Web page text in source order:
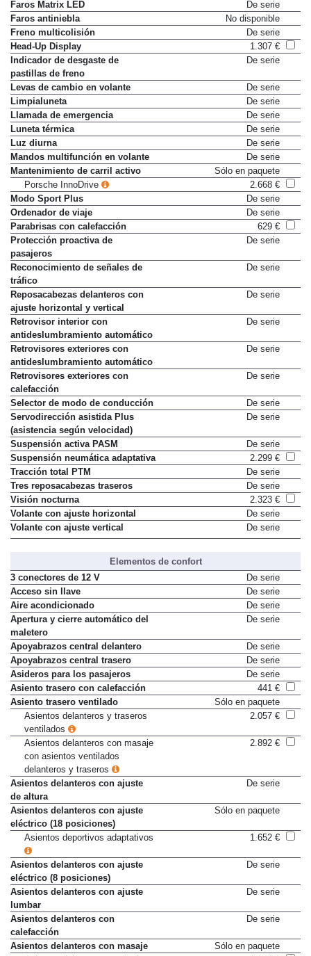
Faros Matrix LED
De serie
Faros antiniebla
No disponible
Freno multicolisión
De serie
Head-Up Display
1.307 €
Indicador de desgaste de
pastillas de freno
De serie
Levas de cambio en volante
De serie
Limpialuneta
De serie
Llamada de emergencia
De serie
Luneta térmica
De serie
Luz diurna
De serie
Mandos multifunción en volante
De serie
Mantenimiento de carril activo
Sólo en paquete
Porsche InnoDrive
2.668 €
Modo Sport Plus
De serie
Ordenador de viaje
De serie
Parabrisas con calefacción
629 €
Protección proactiva de
pasajeros
De serie
Reconocimiento de señales de
tráfico
De serie
Reposacabezas delanteros con
ajuste horizontal y vertical
De serie
Retrovisor interior con
antideslumbramiento automático
De serie
Retrovisores exteriores con
antideslumbramiento automático
De serie
Retrovisores exteriores con
calefacción
De serie
Selector de modo de conducción
De serie
Servodirección asistida Plus
(asistencia según velocidad)
De serie
Suspensión activa PASM
De serie
Suspensión neumática adaptativa
2.299 €
Tracción total PTM
De serie
Tres reposacabezas traseros
De serie
Visión nocturna
2.323 €
Volante con ajuste horizontal
De serie
Volante con ajuste vertical
De serie
Elementos de confort
3 conectores de 12 V
De serie
Acceso sin llave
De serie
Aire acondicionado
De serie
Apertura y cierre automático del
maletero
De serie
Apoyabrazos central delantero
De serie
Apoyabrazos central trasero
De serie
Asideros para los pasajeros
De serie
Asiento trasero con calefacción
441 €
Asiento trasero ventilado
Sólo en paquete
Asientos delanteros y traseros
ventilados
2.057 €
Asientos delanteros con masaje
con asientos ventilados
delanteros y traseros
2.892 €
Asientos delanteros con ajuste
de altura
De serie
Asientos delanteros con ajuste
eléctrico (18 posiciones)
Sólo en paquete
Asientos deportivos adaptativos 1.652 €
Asientos delanteros con ajuste
eléctrico (8 posiciones)
De serie
Asientos delanteros con ajuste
lumbar
De serie
Asientos delanteros con
calefacción
De serie
Asientos delanteros con masaje
Sólo en paquete